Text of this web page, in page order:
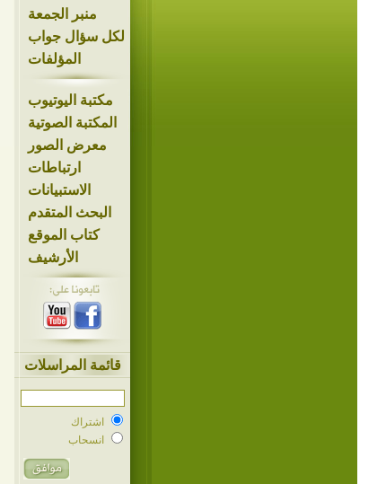
منبر الجمعة
لكل سؤال جواب
المؤلفات
مكتبة اليوتيوب
المكتبة الصوتية
معرض الصور
ارتباطات
الاستبيانات
البحث المتقدم
كتاب الموقع
الأرشيف
قائمة المراسلات
اشتراك
انسحاب